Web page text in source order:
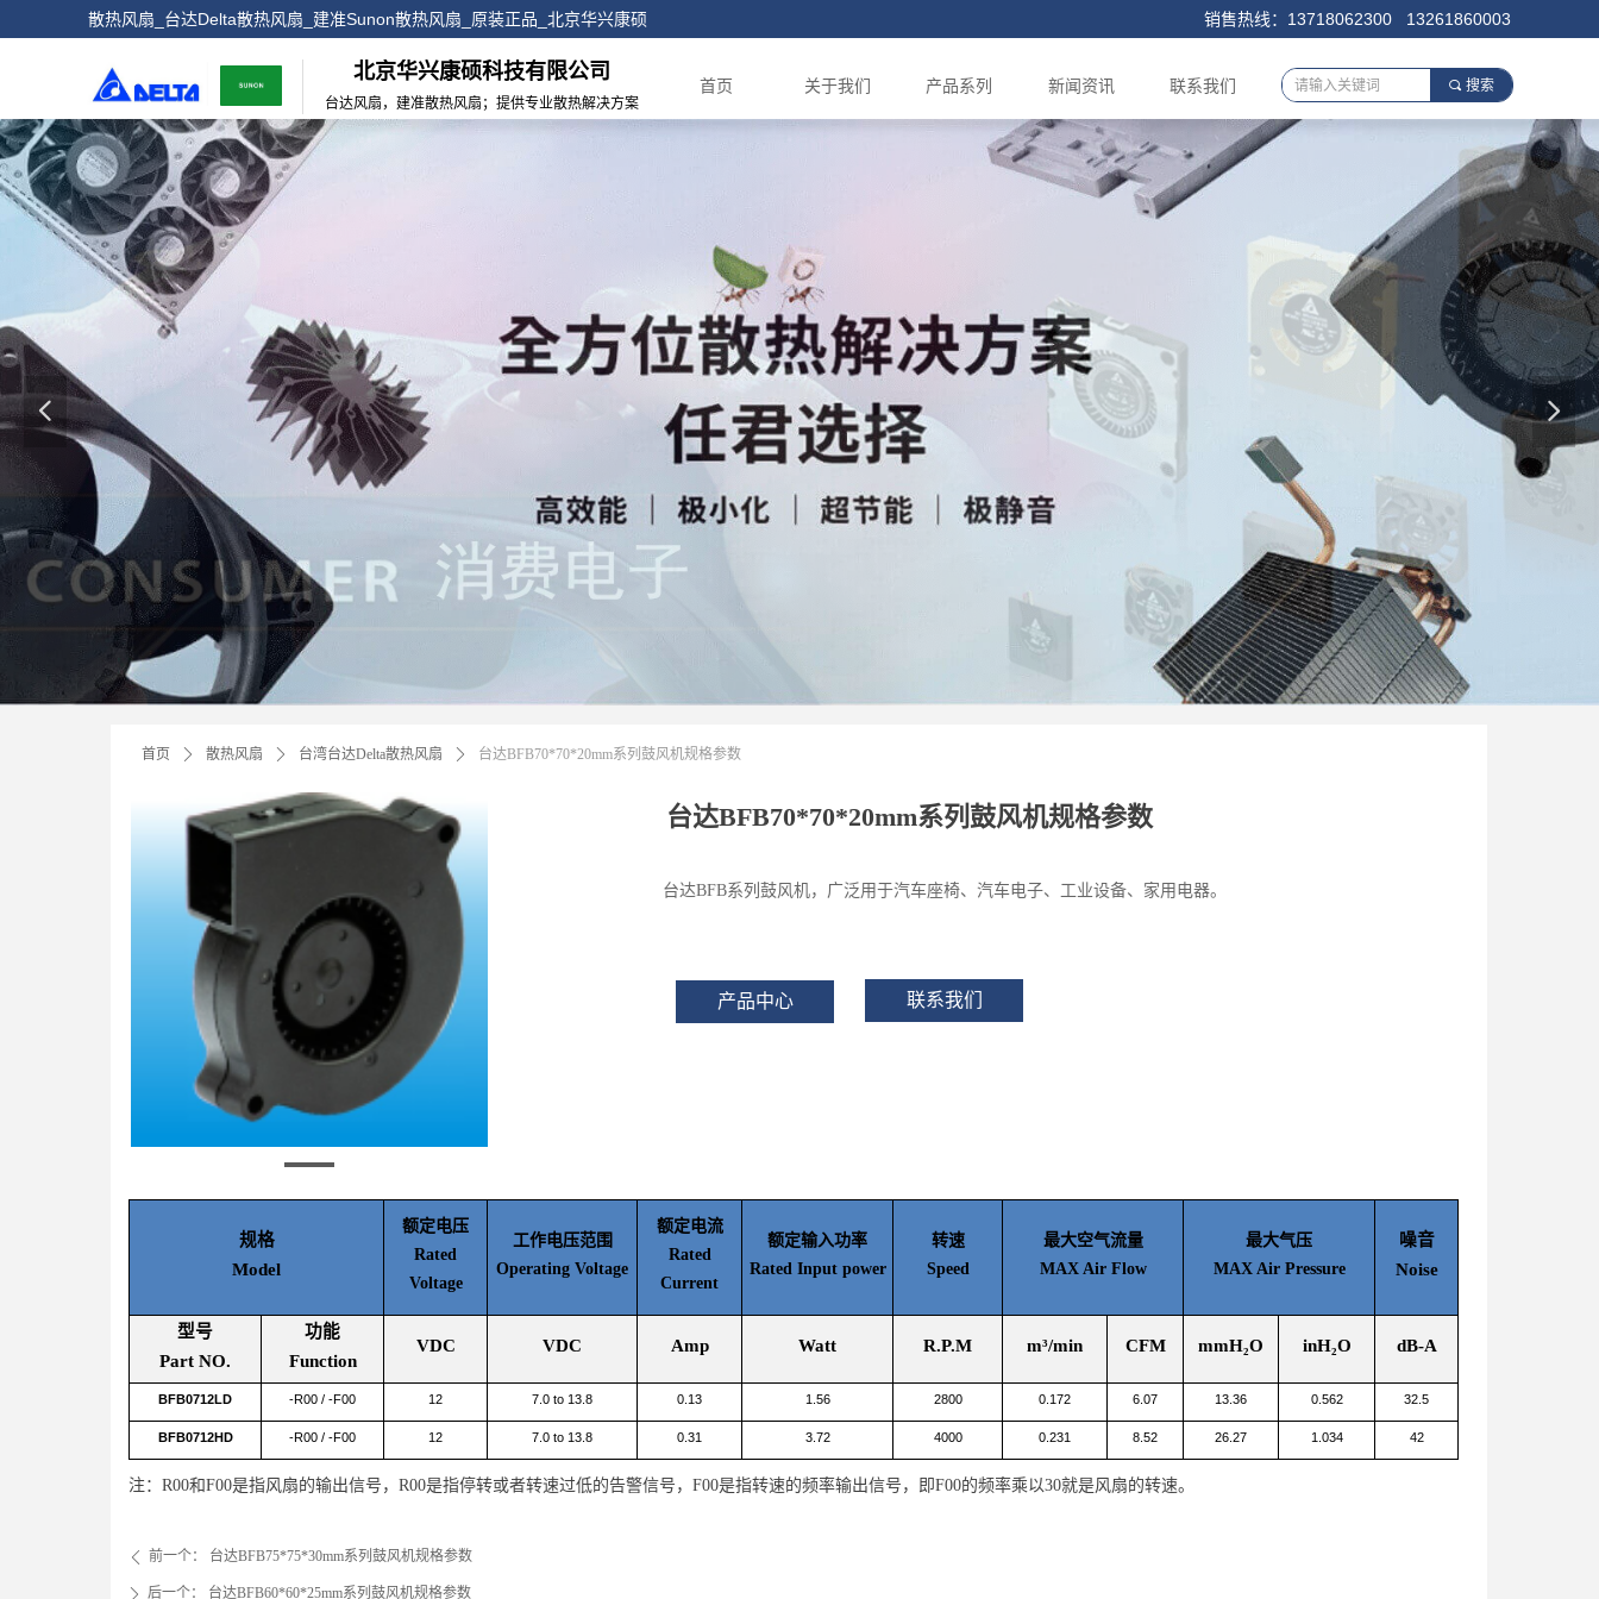
北京华兴康硕科技有限公司
台达风扇，建准散热风扇；提供专业散热解决方案
散热风扇_台达Delta散热风扇_建准Sunon散热风扇_原装正品_北京华兴康硕 销售热线：13718062300 13261860003
首页 关于我们 产品系列 新闻资讯 联系我们 끠 搜索
넳 넲
首页 ꄲ 散热风扇 ꄲ 台湾台达Delta散热风扇 ꄲ 台达BFB70*70*20mm系列鼓风机规格参数
台达BFB70*70*20mm系列鼓风机规格参数
台达BFB系列鼓风机，广泛用于汽车座椅、汽车电子、工业设备、家用电器。
联系我们
产品中心
ꄴ 前一个： 台达BFB75*75*30mm系列鼓风机规格参数
ꄲ 后一个： 台达BFB60*60*25mm系列鼓风机规格参数
规格
Model
额定电压
Rated
Voltage
工作电压范围
Operating Voltage
额定电流
Rated
Current
额定输入功率
Rated Input power
转速
Speed
最大空气流量
MAX Air Flow
最大气压
MAX Air Pressure
噪音
Noise
型号
Part NO.
功能
Function
VDC VDC Amp Watt R.P.M m³/min CFM mmH₂O inH₂O dB-A
BFB0712LD -R00 / -F00 12 7.0 to 13.8 0.13 1.56 2800 0.172 6.07 13.36 0.562 32.5
BFB0712HD -R00 / -F00 12 7.0 to 13.8 0.31 3.72 4000 0.231 8.52 26.27 1.034 42
注：R00和F00是指风扇的输出信号，R00是指停转或者转速过低的告警信号，F00是指转速的频率输出信号，即F00的频率乘以30就是风扇的转速。